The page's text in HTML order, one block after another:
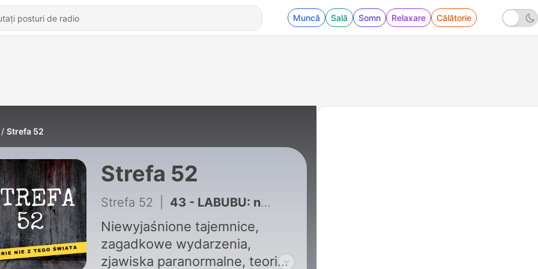
Muncă Sală Somn Relaxare Călătorie
Strefa 52
Strefa 52
Strefa 52 43 - LABUBU: niewinna maskotka czy siedlisko zła? - #42
Niewyjaśnione tajemnice,
zagadkowe wydarzenia,
zjawiska paranormalne, teorie